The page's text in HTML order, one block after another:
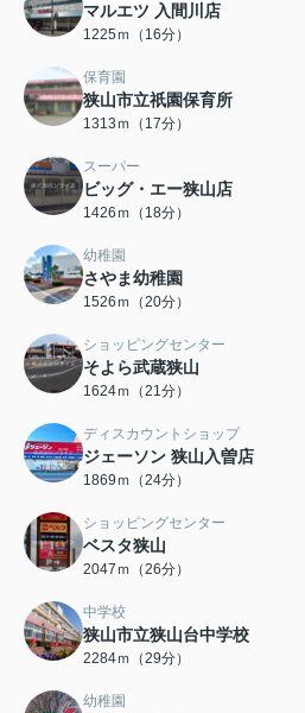
マルエツ 入間川店
1225ｍ（16分）
保育園
狭山市立祇園保育所
1313ｍ（17分）
スーパー
ビッグ・エー狭山店
1426ｍ（18分）
幼稚園
さやま幼稚園
1526ｍ（20分）
ショッピングセンター
そよら武蔵狭山
1624ｍ（21分）
ディスカウントショップ
ジェーソン 狭山入曽店
1869ｍ（24分）
ショッピングセンター
ベスタ狭山
2047ｍ（26分）
中学校
狭山市立狭山台中学校
2284ｍ（29分）
幼稚園